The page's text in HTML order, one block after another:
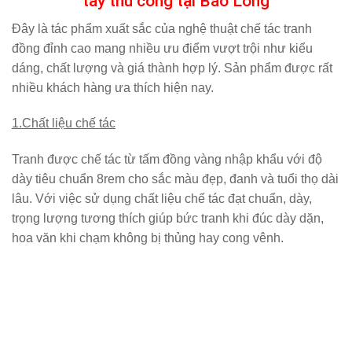
Đây là tác phẩm xuất sắc của nghệ thuật chế tác tranh
đồng đỉnh cao mang nhiều ưu điểm vượt trội như kiểu
dáng, chất lượng và giá thành hợp lý. Sản phẩm được rất
nhiều khách hàng ưa thích hiện nay.
1.Chất liệu chế tác
Tranh được chế tác từ tấm đồng vàng nhập khẩu với độ
dày tiêu chuẩn 8rem cho sắc màu đẹp, đanh và tuổi thọ dài
lâu. Với việc sử dụng chất liệu chế tác đạt chuẩn, dày,
trọng lượng tương thích giúp bức tranh khi đúc dày dặn,
hoa văn khi chạm không bị thủng hay cong vênh.